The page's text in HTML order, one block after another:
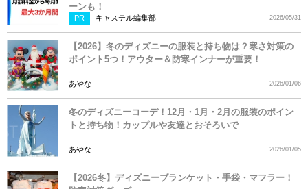
ーンも！
PR キャステル編集部 2026/05/31
【2026】冬のディズニーの服装と持ち物は？寒さ対策の
ポイント5つ！アウター＆防寒インナーが重要！
あやな 2026/01/06
冬のディズニーコーデ！12月・1月・2月の服装のポイン
トと持ち物！カップルや友達とおそろいで
あやな 2026/01/05
【2026冬】ディズニーブランケット・手袋・マフラー！